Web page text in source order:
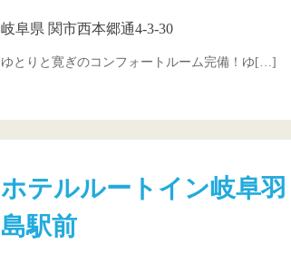
岐阜県 関市西本郷通4-3-30
ゆとりと寛ぎのコンフォートルーム完備！ゆ[…]
ホテルルートイン岐阜羽
島駅前